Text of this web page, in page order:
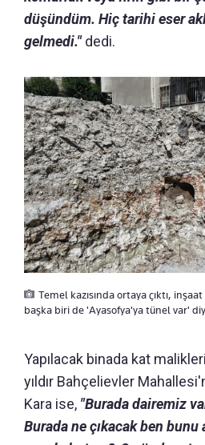
düşündüm. Hiç tarihi eser
gelmedi."dedi.
Temel kazısında ortaya çıktı,
başka biri de 'Ayasofya'ya tünel var'
Yapılacak binada kat
yıldır Bahçelievler
Kara ise, "Burada dairemiz
Burada ne çıkacak ben bunu